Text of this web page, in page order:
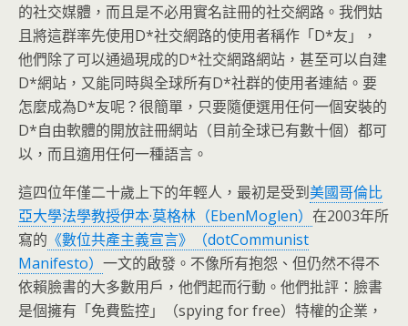
的社交媒體，而且是不必用實名註冊的社交網路。我們姑
且將這群率先使用D*社交網路的使用者稱作「D*友」，
他們除了可以通過現成的D*社交網路網站，甚至可以自建
D*網站，又能同時與全球所有D*社群的使用者連結。要
怎麼成為D*友呢？很簡單，只要隨便選用任何一個安裝的
D*自由軟體的開放註冊網站（目前全球已有數十個）都可
以，而且適用任何一種語言。
這四位年僅二十歲上下的年輕人，最初是受到美國哥倫比
亞大學法學教授伊本·莫格林（EbenMoglen） 在2003年所
寫的 《數位共產主義宣言》（dotCommunist
Manifesto） 一文的啟發。不像所有抱怨、但仍然不得不
依賴臉書的大多數用戶，他們起而行動。他們批評：臉書
是個擁有「免費監控」（spying for free）特權的企業，